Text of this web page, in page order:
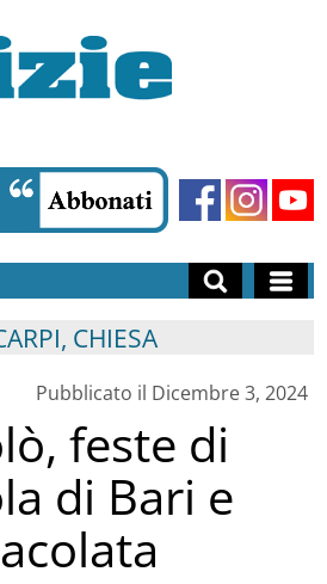
CHIESA
Pubblicato il Dicembre 3, 2024
feste di
di Bari e